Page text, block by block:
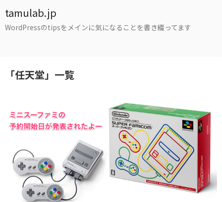
tamulab.jp
WordPressのtipsをメインに気になることを書き綴ってます
「任天堂」 一覧